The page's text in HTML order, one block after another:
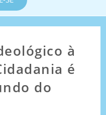
à
é
do